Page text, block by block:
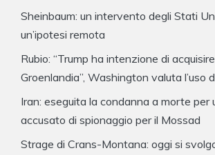
Sheinbaum: un intervento degli Stati
un’ipotesi remota
Rubio: “Trump ha intenzione di
Groenlandia”, Washington valuta l’uso
Iran: eseguita la condanna a morte per
accusato di spionaggio per il Mossad
Strage di Crans-Montana: oggi si